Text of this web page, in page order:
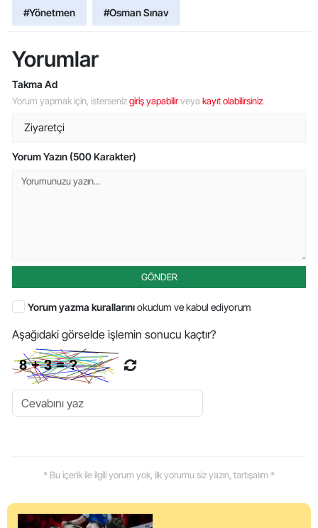
#Yönetmen #Osman Sınav
Yorumlar
Takma Ad
Yorum yapmak için, istersenizgiriş yapabilirveya kayıt olabilirsiniz.
Yorum Yazın (500 Karakter)
GÖNDER
Yorum yazma kurallarınıokudum ve kabul ediyorum
Aşağıdaki görselde işlemin sonucu kaçtır?
* Bu içerik ile ilgili yorum yok, ilk yorumu siz yazın, tartışalım *